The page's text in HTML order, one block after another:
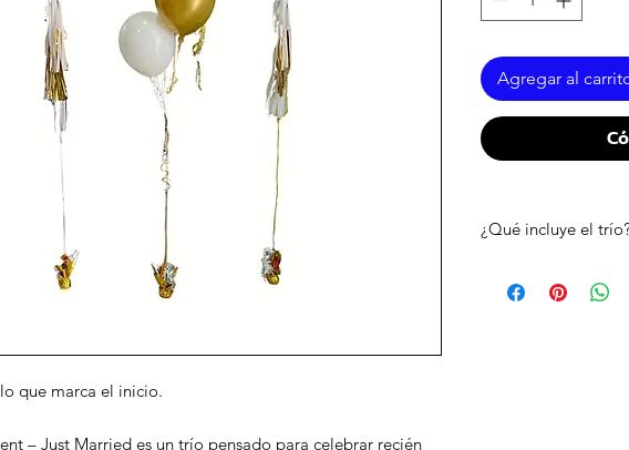
que marca el inicio.
– Just Married es un trío pensado para celebrar recién
Agregar al
¿Qué incluye el
• 2 globos gigantes